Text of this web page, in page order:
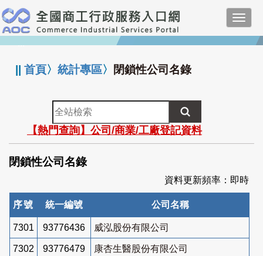
跳
到
主
要
:::
||首頁〉統計專區〉 閉鎖性公司名錄
全
站
檢
索
【熱門查詢】公司/商業/工廠登記資料
閉鎖性公司名錄
資料更新頻率：即時
序號 統一編號 公司名稱
7301 93776436 威泓股份有限公司
7302 93776479 康杏生醫股份有限公司